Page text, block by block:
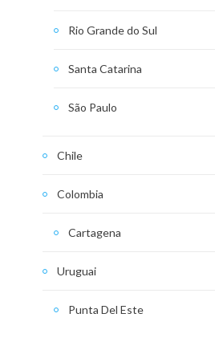
Rio Grande do Sul
Santa Catarina
São Paulo
Chile
Colombia
Cartagena
Uruguai
Punta Del Este